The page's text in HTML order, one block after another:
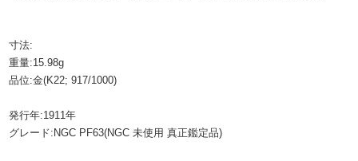
寸法:
重量:15.98g
品位:金(K22; 917/1000)
発行年:1911年
グレード:NGC PF63(NGC 未使用 真正鑑定品)